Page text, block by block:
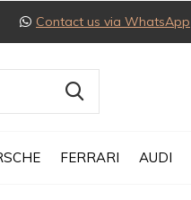
FERRARI AUDI
Contact us via WhatsApp